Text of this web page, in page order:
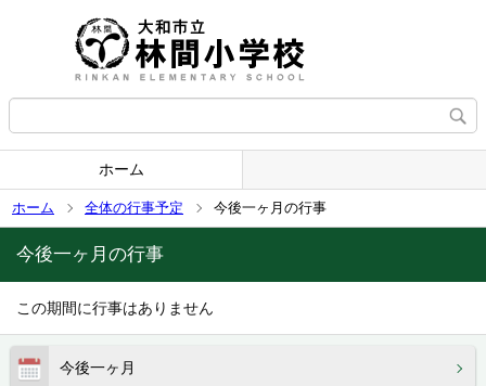
ホーム
ホーム 全体の行事予定 今後一ヶ月の行事
今後一ヶ月
今後一ヶ月の行事
この期間に行事はありません